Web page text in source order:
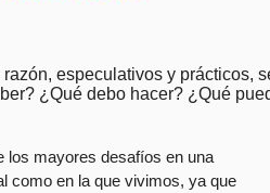
especulativos y prácticos,
¿Qué debo hacer? ¿Qué
los mayores desafíos en una
como en la que vivimos, ya que